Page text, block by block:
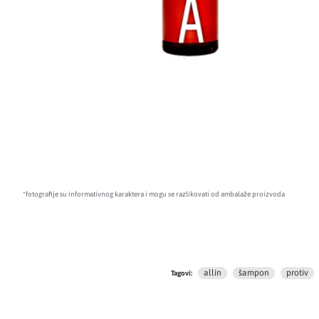
*fotografije su informativnog karaktera i mogu se razlikovati od ambalaže proizvoda
Tagovi: allin šampon protiv